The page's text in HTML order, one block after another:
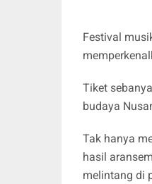
Festival
Tiket
budaya
Tak hanya
hasil
melintang di